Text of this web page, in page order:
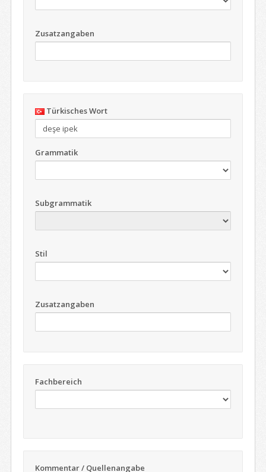
Zusatzangaben
Türkisches Wort
Grammatik
Subgrammatik
Stil
Zusatzangaben
Fachbereich
Kommentar / Quellenangabe